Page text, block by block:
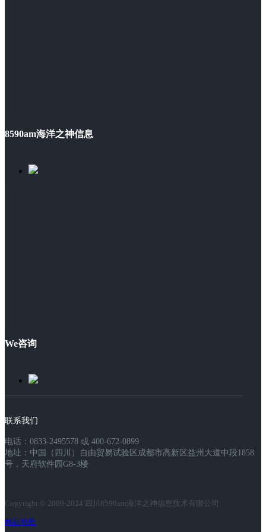
8590am海洋之神信息
We咨询
联系我们
电话：0833-2495578 或 400-672-0899
地址：中国（四川）自由贸易试验区成都市高新区益州大道中段1858
号，天府软件园G8-3楼
Copyright © 2009-2024 四川8590am海洋之神信息技术有限公司
网站地图